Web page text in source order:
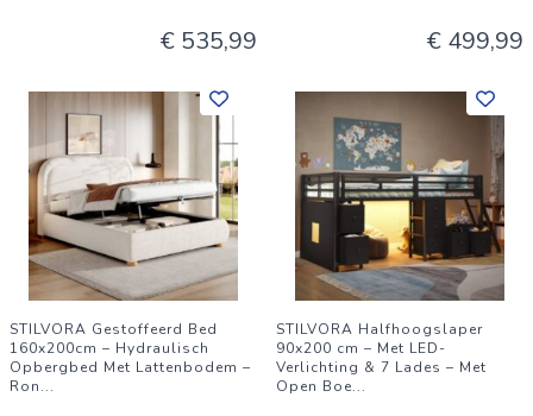
€ 535,99 € 499,99
STILVORA Gestoffeerd Bed
160x200cm – Hydraulisch
Opbergbed Met Lattenbodem –
Ron...
STILVORA Halfhoogslaper
90x200 cm – Met LED-
Verlichting & 7 Lades – Met
Open Boe...